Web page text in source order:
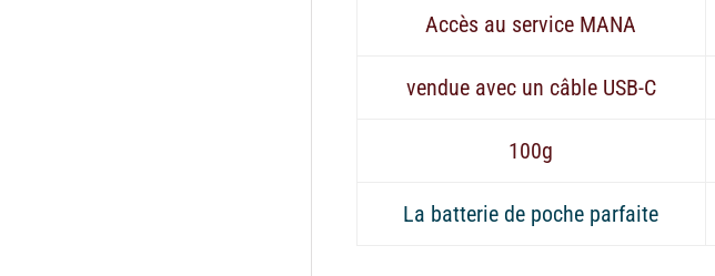
Accès au service MANA
vendue avec un câble USB-C
100g
La batterie de poche parfaite